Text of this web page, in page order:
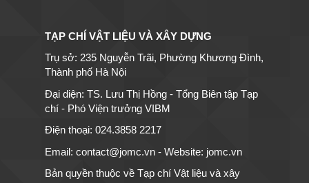
TẠP CHÍ VẬT LIỆU VÀ XÂY DỰNG
Trụ sở: 235 Nguyễn Trãi, Phường Khương Đình,
Thành phố Hà Nội
Đại diện: TS. Lưu Thị Hồng - Tổng Biên tập Tạp
chí - Phó Viện trưởng VIBM
Điện thoại: 024.3858 2217
Email: contact@jomc.vn - Website: jomc.vn
Bản quyền thuộc về Tạp chí Vật liệu và xây